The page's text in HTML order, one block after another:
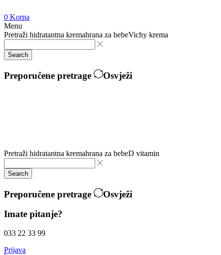
0 Korpa
Menu
Pretraži hidratantna kremahrana za bebeVichy krema
Search
Preporučene pretrage Osvježi
Pretraži hidratantna kremahrana za bebeD vitamin
Search
Preporučene pretrage
Osvježi
Imate pitanje?
033 22 33 99
Prijava